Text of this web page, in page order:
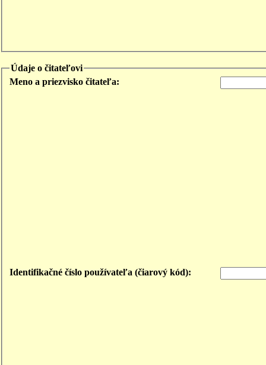
Údaje o čitateľovi
Meno a priezvisko čitateľa:
Identifikačné číslo používateľa (čiarový kód):